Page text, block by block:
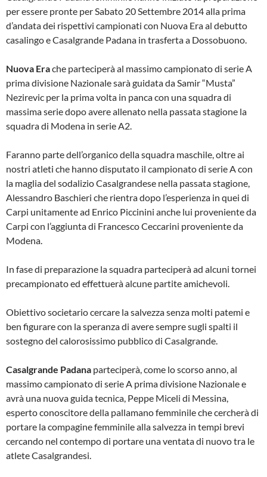
per essere pronte per Sabato 20 Settembre 2014 alla prima
d’andata dei rispettivi campionati con Nuova Era al debutto
casalingo e Casalgrande Padana in trasferta a Dossobuono.
Nuova Erache parteciperà al massimo campionato di serie A
prima divisione Nazionale sarà guidata da Samir “Musta”
Nezirevic per la prima volta in panca con una squadra di
massima serie dopo avere allenato nella passata stagione la
squadra di Modena in serie A2.
Faranno parte dell’organico della squadra maschile, oltre ai
nostri atleti che hanno disputato il campionato di serie A con
la maglia del sodalizio Casalgrandese nella passata stagione,
Alessandro Baschieri che rientra dopo l’esperienza in quei di
Carpi unitamente ad Enrico Piccinini anche lui proveniente da
Carpi con l’aggiunta di Francesco Ceccarini proveniente da
Modena.
In fase di preparazione la squadra parteciperà ad alcuni tornei
precampionato ed effettuerà alcune partite amichevoli.
Obiettivo societario cercare la salvezza senza molti patemi e
ben figurare con la speranza di avere sempre sugli spalti il
sostegno del calorosissimo pubblico di Casalgrande.
Casalgrande Padana parteciperà, come lo scorso anno, al
massimo campionato di serie A prima divisione Nazionale e
avrà una nuova guida tecnica, Peppe Miceli di Messina,
esperto conoscitore della pallamano femminile che cercherà di
portare la compagine femminile alla salvezza in tempi brevi
cercando nel contempo di portare una ventata di nuovo tra le
atlete Casalgrandesi.